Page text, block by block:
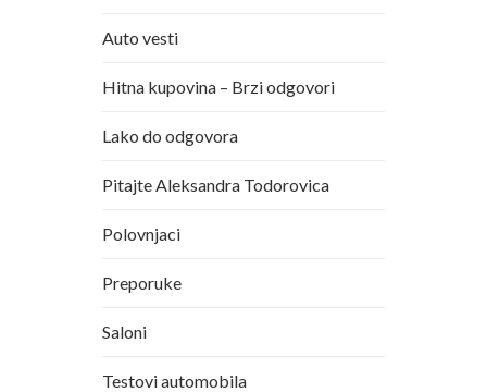
Auto vesti
Hitna kupovina – Brzi odgovori
Lako do odgovora
Pitajte Aleksandra Todorovica
Polovnjaci
Preporuke
Saloni
Testovi automobila